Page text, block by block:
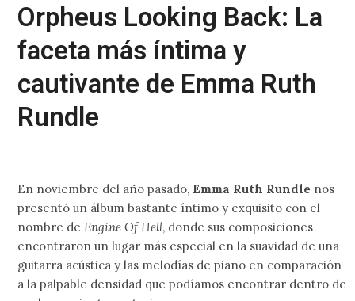
Orpheus Looking Back: La
faceta más íntima y
cautivante de Emma Ruth
Rundle
En noviembre del año pasado, Emma Ruth Rundle nos
presentó un álbum bastante íntimo y exquisito con el
nombre de Engine Of Hell, donde sus composiciones
encontraron un lugar más especial en la suavidad de una
guitarra acústica y las melodías de piano en comparación
a la palpable densidad que podíamos encontrar dentro de